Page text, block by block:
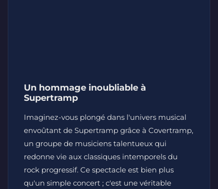
Un hommage inoubliable à
Supertramp
Imaginez-vous plongé dans l'univers musical
envoûtant de Supertramp grâce à Covertramp,
un groupe de musiciens talentueux qui
redonne vie aux classiques intemporels du
rock progressif. Ce spectacle est bien plus
qu'un simple concert ; c'est une véritable